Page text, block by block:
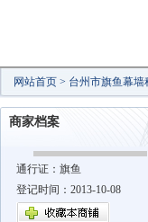
网站首页 > 台州市旗鱼幕墙
商家档案
通行证：旗鱼
登记时间：2013-10-08